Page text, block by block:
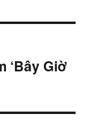
‘Bây Giờ